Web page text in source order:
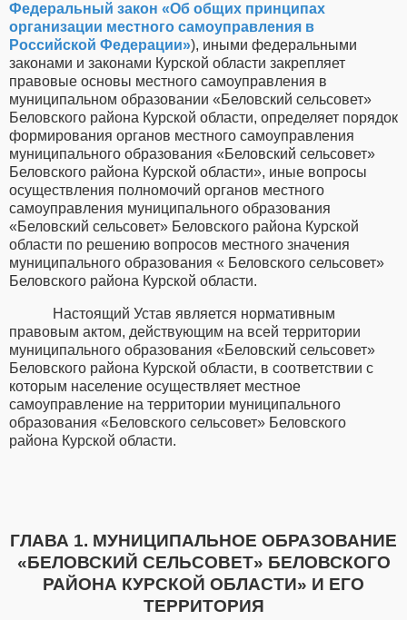
Федеральный закон «Об общих принципах
организации местного самоуправления в
Российской Федерации»), иными федеральными
законами и законами Курской области закрепляет
правовые основы местного самоуправления в
муниципальном образовании «Беловский сельсовет»
Беловского района Курской области, определяет порядок
формирования органов местного самоуправления
муниципального образования «Беловский сельсовет»
Беловского района Курской области», иные вопросы
осуществления полномочий органов местного
самоуправления муниципального образования
«Беловский сельсовет» Беловского района Курской
области по решению вопросов местного значения
муниципального образования « Беловского сельсовет»
Беловского района Курской области.
Настоящий Устав является нормативным
правовым актом, действующим на всей территории
муниципального образования «Беловский сельсовет»
Беловского района Курской области, в соответствии с
которым население осуществляет местное
самоуправление на территории муниципального
образования «Беловского сельсовет» Беловского
района Курской области.
ГЛАВА 1. МУНИЦИПАЛЬНОЕ ОБРАЗОВАНИЕ
«БЕЛОВСКИЙ СЕЛЬСОВЕТ» БЕЛОВСКОГО
РАЙОНА КУРСКОЙ ОБЛАСТИ» И ЕГО
ТЕРРИТОРИЯ